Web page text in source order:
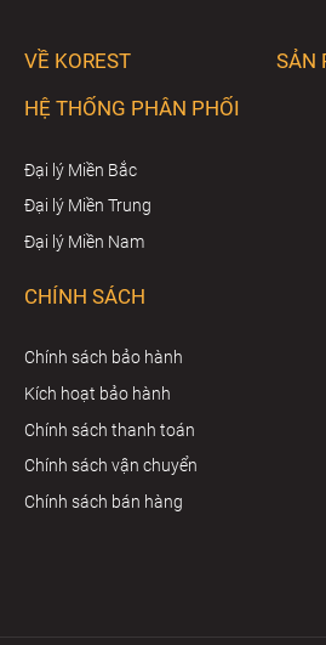
VỀ KOREST
SẢN
HỆ THỐNG PHÂN PHỐI
Đại lý Miền Bắc
Đại lý Miền Trung
Đại lý Miền Nam
CHÍNH SÁCH
Chính sách bảo hành
Kích hoạt bảo hành
Chính sách thanh toán
Chính sách vận chuyển
Chính sách bán hàng